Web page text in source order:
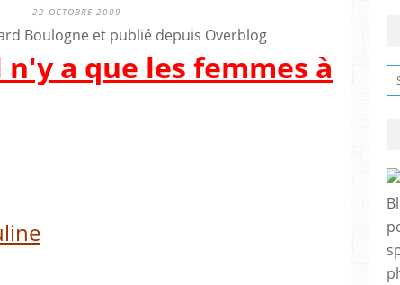
22 OCTOBRE 2009
Boulogne et publié depuis Overblog
a que les femmes à